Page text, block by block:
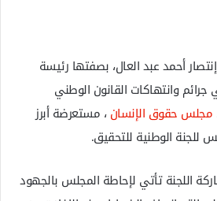
أحمد عبد العال، بصفتها رئيسة
جرائم وانتهاكات القانون الوطني
مجلس حقوق الإنسان، مستعرضة أبرز
للجنة الوطنية للتحقيق.
اللجنة تأتي لإحاطة المجلس بالجهود